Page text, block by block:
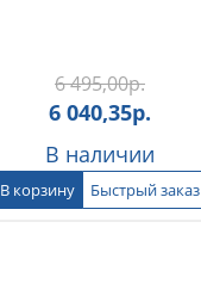
6 495,00р.
6 040,35р.
В наличии
В корзину Быстрый заказ